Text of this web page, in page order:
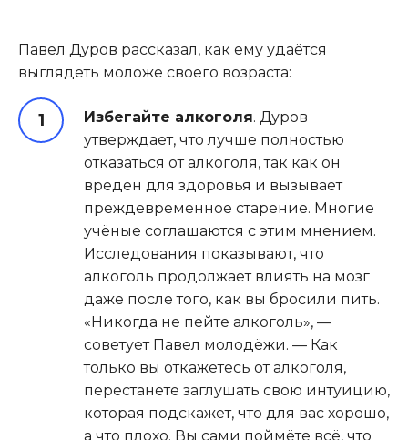
Павел Дуров рассказал, как ему удаётся
выглядеть моложе своего возраста:
Избегайте алкоголя. Дуров
утверждает, что лучше полностью
отказаться от алкоголя, так как он
вреден для здоровья и вызывает
преждевременное старение. Многие
учёные соглашаются с этим мнением.
Исследования показывают, что
алкоголь продолжает влиять на мозг
даже после того, как вы бросили пить.
«Никогда не пейте алкоголь», —
советует Павел молодёжи. — Как
только вы откажетесь от алкоголя,
перестанете заглушать свою интуицию,
которая подскажет, что для вас хорошо,
а что плохо. Вы сами поймёте всё, что